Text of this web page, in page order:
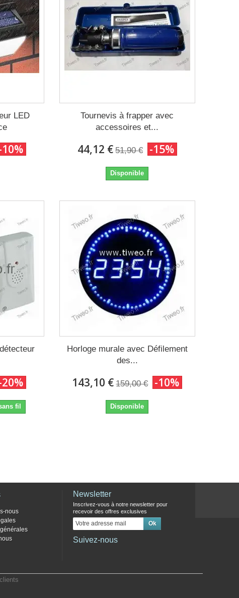
LED
10%
Tournevis à frapper avec
accessoires et...
44,12 € 51,90 € -15%
Disponible
20%
fil
Horloge murale avec Défilement
des...
143,10 € 159,00 € -10%
Disponible
nous
Newsletter
Inscrivez-vous à notre newsletter pour
recevoir des offres exclusives
Suivez-nous